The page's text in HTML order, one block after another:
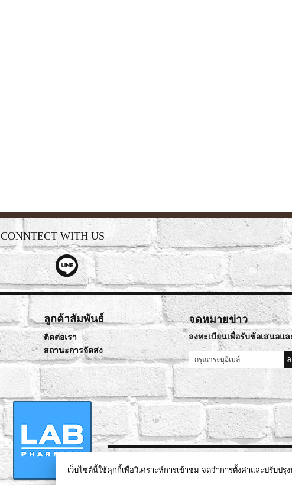
CONNTECT WITH US
ลูกค้าสัมพันธ์
ติดต่อเรา
สถานะการจัดส่ง
จดหมายข่าว
ลงทะเบียนเพื่อรับข้อเสนอแ
เว็บไซต์นี้ใช้คุกกี้เพื่อวิเคราะห์การเข้าชม จดจำการตั้งค่าและปรับป